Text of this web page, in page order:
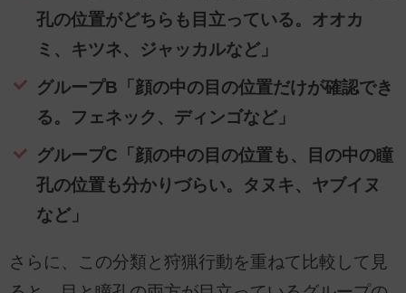
孔の位置がどちらも目立っている。オオカ
ミ、キツネ、ジャッカルなど」
グループB「顔の中の目の位置だけが確認でき
る。フェネック、ディンゴなど」
グループC「顔の中の目の位置も、目の中の瞳
孔の位置も分かりづらい。タヌキ、ヤブイヌ
など」
さらに、この分類と狩猟行動を重ねて比較して見